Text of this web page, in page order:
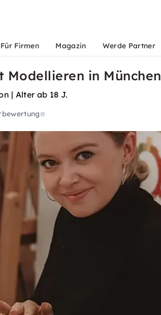
Für Firmen Magazin Werde Partner
Modellieren in München
| Alter ab 18 J.